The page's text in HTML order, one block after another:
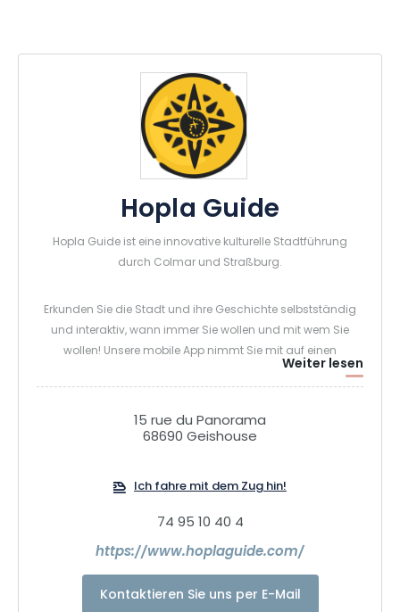
Hopla Guide
Hopla Guide ist eine innovative kulturelle Stadtführung
durch Colmar und Straßburg.
Erkunden Sie die Stadt und ihre Geschichte selbstständig
und interaktiv, wann immer Sie wollen und mit wem Sie
wollen! Unsere mobile App nimmt Sie mit auf einen
umfassenden historischen Rundgang durch die Stadt. Sie
wird Ihnen die schönsten Gebäude und die am besten
versteckten Geheimnisse enthüllen. Sie lernen Helden der
Stadt, Künstler und lokale Legenden kennen und müssen
und nach 6 lokale Überraschungen aus Ihrem Entdecker-
Rucksack. Dies sind speziell ausgewählte, dekorative und
einem multisensorischen und unvergesslichen Erlebnis
machen.
Weiter lesen
15 rue du Panorama
68690 Geishouse
Ich fahre mit dem Zug hin!
74 95 10 40 4
https://www.hoplaguide.com/
Kontaktieren Sie uns per E-Mail